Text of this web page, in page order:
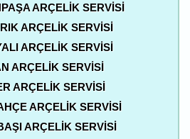
ARÇELIK SERVISI
ARÇELIK SERVISI
ARÇELIK SERVISI
ARÇELIK SERVISI
ARÇELIK SERVISI
ARÇELIK SERVISI
ARÇELIK SERVISI